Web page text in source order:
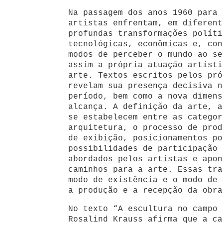
Na passagem dos anos 1960
artistas enfrentam, em
profundas transformações
tecnológicas, econômicas e,
modos de perceber o mundo ao
assim a própria atuação
arte. Textos escritos pelos
revelam sua presença decisiva
período, bem como a nova
alcança. A definição da arte,
se estabelecem entre as
arquitetura, o processo de
de exibição, posicionamentos
possibilidades de participação
abordados pelos artistas e
caminhos para a arte. Essas
modo de existência e o modo de
a produção e a recepção da
No texto “A escultura no campo
Rosalind Krauss afirma que a